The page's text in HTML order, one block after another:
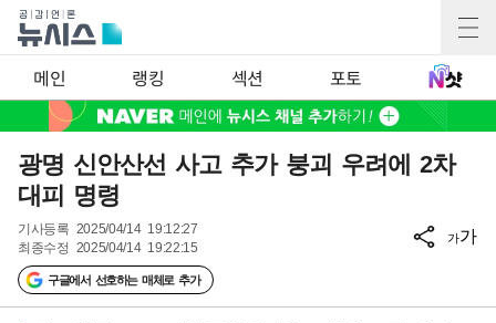
메인 랭킹 섹션 포토
광명 신안산선 사고 추가 붕괴 우려에 2차
대피 명령
기사등록 2025/04/14 19:12:27
최종수정 2025/04/14 19:22:15
구글에서 선호하는 매체로 추가
가가